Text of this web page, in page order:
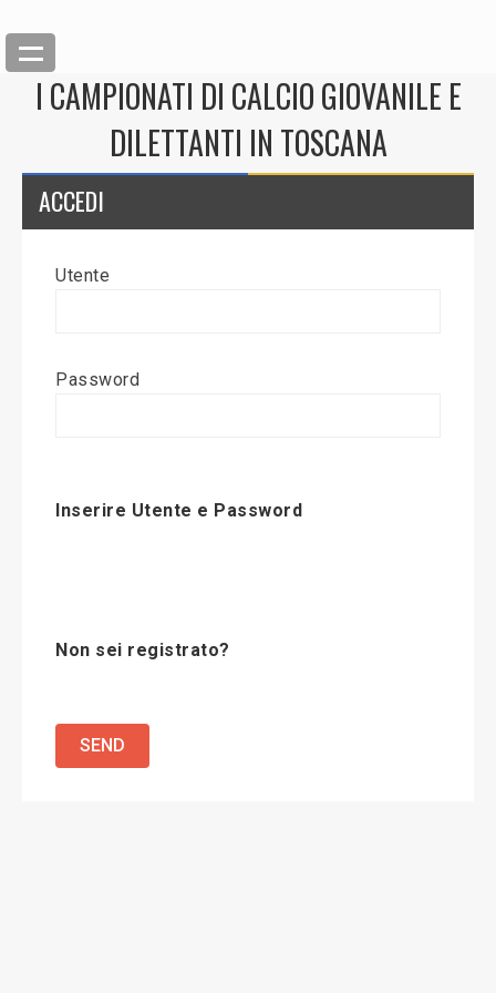
Back
Modifica News
I CAMPIONATI DI CALCIO GIOVANILE E
DILETTANTI IN TOSCANA
ACCEDI
Utente
Password
Inserire Utente e Password
Non sei registrato?